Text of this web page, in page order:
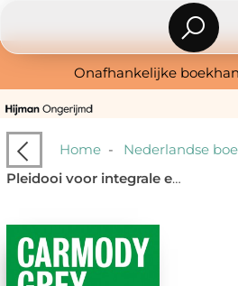
Onafhankelijke
Home- Nederlandse
Pleidooi voor integrale ecologie